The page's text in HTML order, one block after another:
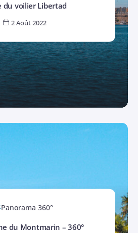
du voilier Libertad
2 Août 2022
Panorama 360°
du Montmarin – 360°